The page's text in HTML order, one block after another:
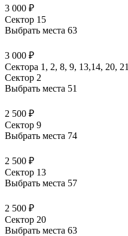
3 000 ₽
Сектор 15
Выбрать места 63
3 000 ₽
Сектора 1, 2, 8, 9, 13,14, 20, 21
Сектор 2
Выбрать места 51
2 500 ₽
Сектор 9
Выбрать места 74
2 500 ₽
Сектор 13
Выбрать места 57
2 500 ₽
Сектор 20
Выбрать места 63